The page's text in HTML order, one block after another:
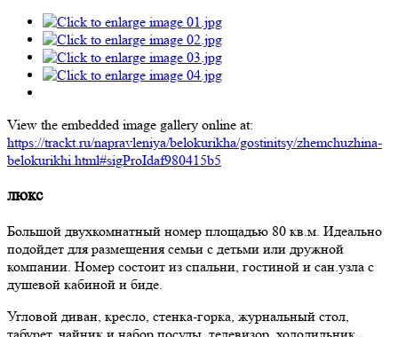
View the embedded image gallery online at:
https://trackt.ru/napravleniya/belokurikha/gostinitsy/zhemchuzhina-
belokurikhi.html#sigProIdaf980415b5
люкс
Большой двухкомнатный номер площадью 80 кв.м. Идеально
подойдет для размещения семьи с детьми или дружной
компании. Номер состоит из спальни, гостиной и сан.узла с
душевой кабиной и биде.
Угловой диван, кресло, стенка-горка, журнальный стол,